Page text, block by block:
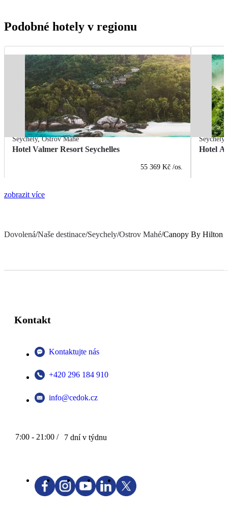
Podobné hotely v regionu
Seychely,Ostrov Mahé
Hotel Valmer Resort Seychelles
55 369 Kč /os.
Seychely
Hotel
zobrazit více
Dovolená/Naše destinace/Seychely/Ostrov Mahé/Canopy By Hilton
Kontakt
Kontaktujte nás
+420 296 184 910
info@cedok.cz
7:00 - 21:00 / 7 dní v týdnu